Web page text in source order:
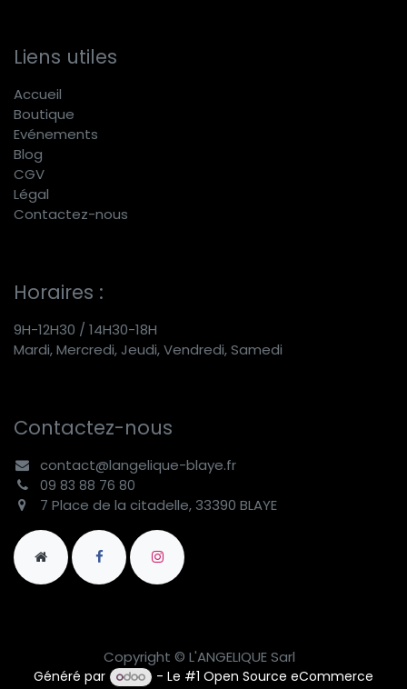
Liens utiles
Accueil
Boutique
Evénements
Blog
CGV
Légal
Contactez-nous
Horaires :
9H-12H30 / 14H30-18H
Mardi, Mercredi, Jeudi, Vendredi, Samedi
Contactez-nous
contact@langelique-blaye.fr
09 83 88 76 80
7 Place de la citadelle, 33390 BLAYE
Copyright © L'ANGELIQUE Sarl
Généré par - Le #1Open Source eCommerce